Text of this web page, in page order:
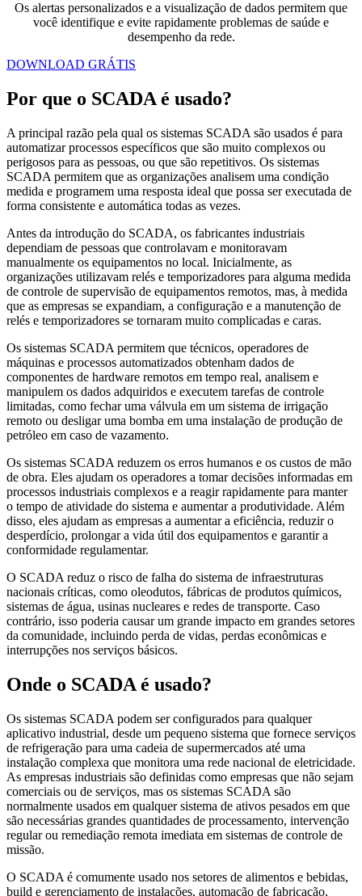
Os alertas personalizados e a visualização de dados permitem que
você identifique e evite rapidamente problemas de saúde e
desempenho da rede.
DOWNLOAD GRÁTIS
Por que o SCADA é usado?
A principal razão pela qual os sistemas SCADA são usados é para
automatizar processos específicos que são muito complexos ou
perigosos para as pessoas, ou que são repetitivos. Os sistemas
SCADA permitem que as organizações analisem uma condição
medida e programem uma resposta ideal que possa ser executada de
forma consistente e automática todas as vezes.
Antes da introdução do SCADA, os fabricantes industriais
dependiam de pessoas que controlavam e monitoravam
manualmente os equipamentos no local. Inicialmente, as
organizações utilizavam relés e temporizadores para alguma medida
de controle de supervisão de equipamentos remotos, mas, à medida
que as empresas se expandiam, a configuração e a manutenção de
relés e temporizadores se tornaram muito complicadas e caras.
Os sistemas SCADA permitem que técnicos, operadores de
máquinas e processos automatizados obtenham dados de
componentes de hardware remotos em tempo real, analisem e
manipulem os dados adquiridos e executem tarefas de controle
limitadas, como fechar uma válvula em um sistema de irrigação
remoto ou desligar uma bomba em uma instalação de produção de
petróleo em caso de vazamento.
Os sistemas SCADA reduzem os erros humanos e os custos de mão
de obra. Eles ajudam os operadores a tomar decisões informadas em
processos industriais complexos e a reagir rapidamente para manter
o tempo de atividade do sistema e aumentar a produtividade. Além
disso, eles ajudam as empresas a aumentar a eficiência, reduzir o
desperdício, prolongar a vida útil dos equipamentos e garantir a
conformidade regulamentar.
O SCADA reduz o risco de falha do sistema de infraestruturas
nacionais críticas, como oleodutos, fábricas de produtos químicos,
sistemas de água, usinas nucleares e redes de transporte. Caso
contrário, isso poderia causar um grande impacto em grandes setores
da comunidade, incluindo perda de vidas, perdas econômicas e
interrupções nos serviços básicos.
Onde o SCADA é usado?
Os sistemas SCADA podem ser configurados para qualquer
aplicativo industrial, desde um pequeno sistema que fornece serviços
de refrigeração para uma cadeia de supermercados até uma
instalação complexa que monitora uma rede nacional de eletricidade.
As empresas industriais são definidas como empresas que não sejam
comerciais ou de serviços, mas os sistemas SCADA são
normalmente usados em qualquer sistema de ativos pesados em que
são necessárias grandes quantidades de processamento, intervenção
regular ou remediação remota imediata em sistemas de controle de
missão.
O SCADA é comumente usado nos setores de alimentos e bebidas,
build e gerenciamento de instalações, automação de fabricação,